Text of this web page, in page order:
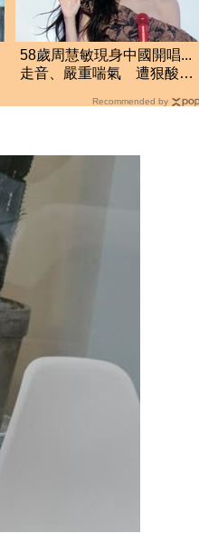
58歲周慧敏現身中國開唱...
走音、嚴重喘氣 遭狠酸：
Recommended by